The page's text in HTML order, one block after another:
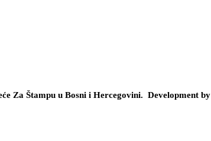
Za Štampu u Bosni i Hercegovini. Development by